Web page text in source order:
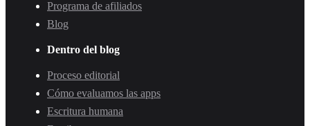
Programa de afiliados
Blog
Dentro del blog
Proceso editorial
Cómo evaluamos las apps
Escritura humana